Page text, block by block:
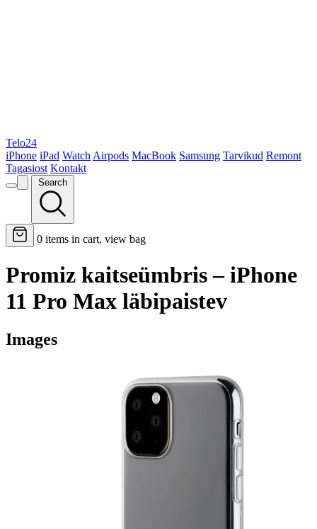
Telo24
iPhone iPad Watch Airpods MacBook Samsung Tarvikud Remont
Tagasiost Kontakt
Search
0 items in cart, view bag
Promiz kaitseümbris – iPhone
11 Pro Max läbipaistev
Images